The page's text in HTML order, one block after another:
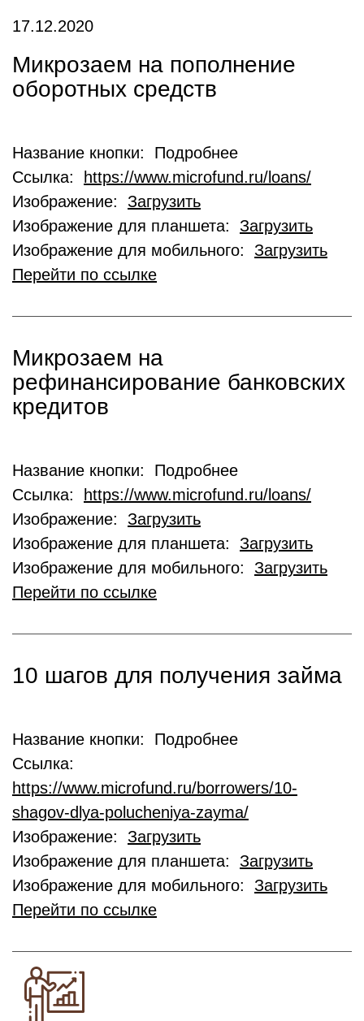
17.12.2020
Микрозаем на пополнение
оборотных средств
Название кнопки: Подробнее
Ссылка:
https://www.microfund.ru/loans/
Изображение: Загрузить
Изображение для планшета: Загрузить
Изображение для мобильного: Загрузить
Перейти по ссылке
Микрозаем на
рефинансирование банковских
кредитов
Название кнопки: Подробнее
Ссылка:
https://www.microfund.ru/loans/
Изображение: Загрузить
Изображение для планшета: Загрузить
Изображение для мобильного: Загрузить
Перейти по ссылке
10 шагов для получения займа
Название кнопки: Подробнее
Ссылка:
https://www.microfund.ru/borrowers/10-
shagov-dlya-polucheniya-zayma/
Изображение: Загрузить
Изображение для планшета: Загрузить
Изображение для мобильного: Загрузить
Перейти по ссылке